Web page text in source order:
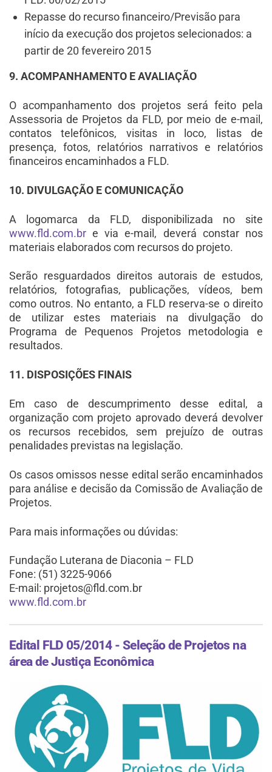
Repasse do recurso financeiro/Previsão para
início da execução dos projetos selecionados: a
partir de 20 fevereiro 2015
9. ACOMPANHAMENTO E AVALIAÇÃO
O acompanhamento dos projetos será feito pela
Assessoria de Projetos da FLD, por meio de e-mail,
contatos telefônicos, visitas in loco, listas de
presença, fotos, relatórios narrativos e relatórios
financeiros encaminhados a FLD.
10. DIVULGAÇÃO E COMUNICAÇÃO
A logomarca da FLD, disponibilizada no site
www.fld.com.br e via e-mail, deverá constar nos
materiais elaborados com recursos do projeto.
Serão resguardados direitos autorais de estudos,
relatórios, fotografias, publicações, vídeos, bem
como outros. No entanto, a FLD reserva-se o direito
de utilizar estes materiais na divulgação do
Programa de Pequenos Projetos metodologia e
resultados.
11. DISPOSIÇÕES FINAIS
Em caso de descumprimento desse edital, a
organização com projeto aprovado deverá devolver
os recursos recebidos, sem prejuízo de outras
penalidades previstas na legislação.
Os casos omissos nesse edital serão encaminhados
para análise e decisão da Comissão de Avaliação de
Projetos.
Para mais informações ou dúvidas:
Fundação Luterana de Diaconia – FLD
Fone: (51) 3225-9066
E-mail: projetos@fld.com.br
www.fld.com.br
Edital FLD 05/2014 - Seleção de Projetos na
área de Justiça Econômica